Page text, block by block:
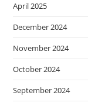
April 2025
December 2024
November 2024
October 2024
September 2024